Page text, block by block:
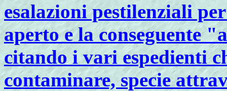
esalazioni pestilenziali
aperto e la conseguente
citando i vari espedienti
contaminare, specie